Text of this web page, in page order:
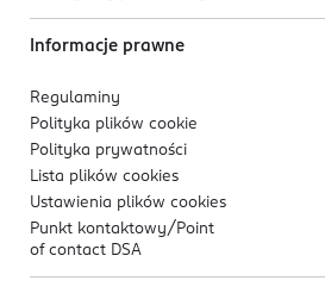
Informacje prawne
Regulaminy
Polityka plików cookie
Polityka prywatności
Lista plików cookies
Ustawienia plików cookies
Punkt kontaktowy/ Point
of contact DSA